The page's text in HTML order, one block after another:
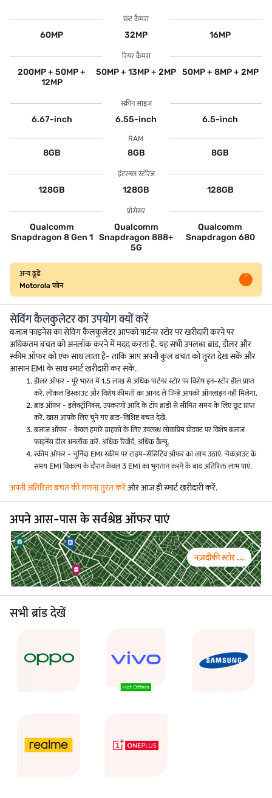
फ्रंट कैमरा
60MP 32MP 16MP
रियर कैमरा
200MP + 50MP +
12MP
50MP + 13MP + 2MP 50MP + 8MP + 2MP
स्क्रीन साइज़
6.67-inch 6.55-inch 6.5-inch
RAM
8GB 8GB 8GB
इंटरनल स्टोरेज
128GB 128GB 128GB
प्रोसेसर
Qualcomm
Snapdragon 8 Gen 1
Qualcomm
Snapdragon 888+
5G
Qualcomm
Snapdragon 680
अन्य ढूंढें
Motorola फोन
सेविंग कैलकुलेटर का उपयोग क्यों करें
बजाज फाइनेंस का सेविंग कैलकुलेटर आपको पार्टनर स्टोर पर खरीदारी करने पर
अधिकतम बचत को अनलॉक करने में मदद करता है. यह सभी उपलब्ध ब्रांड, डीलर और
स्कीम ऑफर को एक साथ लाता है- ताकि आप अपनी कुल बचत को तुरंत देख सकें और
आसान EMI के साथ स्मार्ट खरीदारी कर सकें.
डीलर ऑफर - पूरे भारत में 1.5 लाख से अधिक पार्टनर स्टोर पर विशेष इन-स्टोर डील प्राप्त
करें. लोकल डिस्काउंट और विशेष कीमतों का आनंद लें जिन्हें आपको ऑनलाइन नहीं मिलेगा.
ब्रांड ऑफर - इलेक्ट्रॉनिक्स, उपकरणों आदि के टॉप ब्रांडों से सीमित समय के लिए छूट प्राप्त
करें. खास आपके लिए चुने गए ब्रांड-विशिष्ट बचत देखें.
बजाज ऑफर - केवल हमारे ग्राहकों के लिए उपलब्ध लोकप्रिय प्रोडक्ट पर विशेष बजाज
फाइनेंस डील अनलॉक करें. अधिक रिवॉर्ड, अधिक वैल्यू.
स्कीम ऑफर - चुनिंदा EMI स्कीम पर टाइम-सेंसिटिव ऑफर का लाभ उठाएं. चेकआउट के
समय EMI विकल्प के दौरान केवल 3 EMI का भुगतान करने के बाद अतिरिक्त लाभ पाएं.
अपनी अतिरिक्त बचत की गणना तुरंत करेंऔर आज ही स्मार्ट खरीदारी करें.
अपने आस-पास के सर्वश्रेष्ठ ऑफर पाएं
नज़दीकी स्टोर ...
सभी ब्रांड देखें